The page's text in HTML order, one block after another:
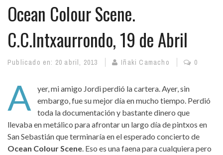
Ocean Colour Scene.
C.C.Intxaurrondo, 19 de Abril
Publicado en: 20 abril, 2013 Iñaki Camacho 0
A
yer, mi amigo Jordi perdió la cartera. Ayer, sin
embargo, fue su mejor día en mucho tiempo. Perdió
toda la documentación y bastante dinero que
llevaba en metálico para afrontar un largo día de pintxos en
San Sebastián que terminaría en el esperado concierto de
Ocean Colour Scene. Eso es una faena para cualquiera pero